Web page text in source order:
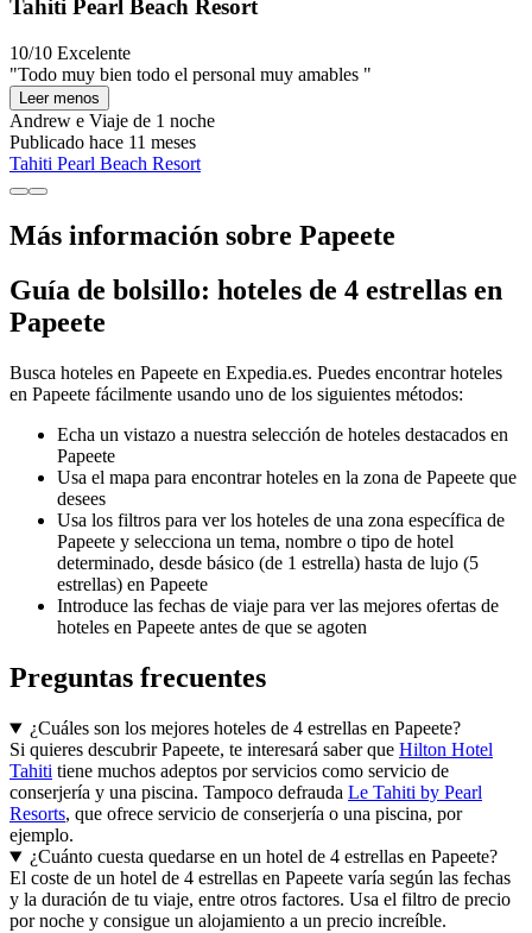
Tahiti Pearl Beach Resort
10/10 Excelente
"Todo muy bien todo el personal muy amables "
Leer menos
Andrew e Viaje de 1 noche
Publicado hace 11 meses
Tahiti Pearl Beach Resort
Más información sobre Papeete
Guía de bolsillo: hoteles de 4 estrellas en
Papeete
Busca hoteles en Papeete en Expedia.es. Puedes encontrar hoteles
en Papeete fácilmente usando uno de los siguientes métodos:
Echa un vistazo a nuestra selección de hoteles destacados en
Papeete
Usa el mapa para encontrar hoteles en la zona de Papeete que
desees
Usa los filtros para ver los hoteles de una zona específica de
Papeete y selecciona un tema, nombre o tipo de hotel
determinado, desde básico (de 1 estrella) hasta de lujo (5
estrellas) en Papeete
Introduce las fechas de viaje para ver las mejores ofertas de
hoteles en Papeete antes de que se agoten
Preguntas frecuentes
¿Cuáles son los mejores hoteles de 4 estrellas en Papeete?
Si quieres descubrir Papeete, te interesará saber que Hilton Hotel
Tahiti tiene muchos adeptos por servicios como servicio de
conserjería y una piscina. Tampoco defrauda Le Tahiti by Pearl
Resorts, que ofrece servicio de conserjería o una piscina, por
ejemplo.
¿Cuánto cuesta quedarse en un hotel de 4 estrellas en Papeete?
El coste de un hotel de 4 estrellas en Papeete varía según las fechas
y la duración de tu viaje, entre otros factores. Usa el filtro de precio
por noche y consigue un alojamiento a un precio increíble.